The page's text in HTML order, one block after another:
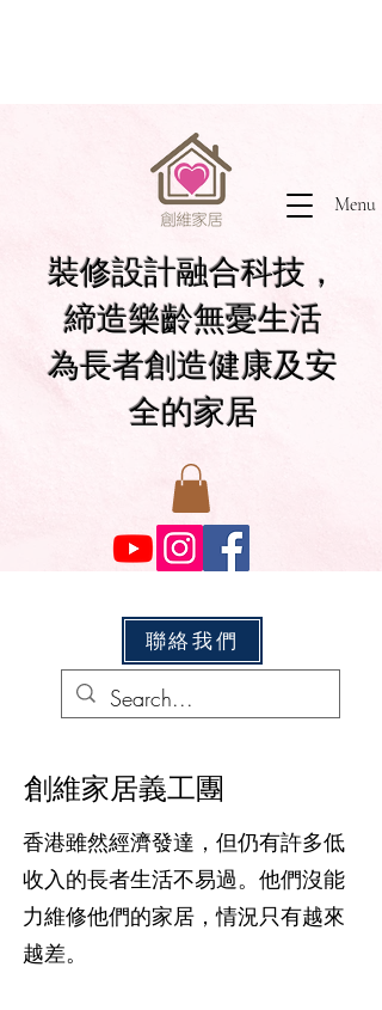
Menu
裝修設計融合科技，
締造樂齡無憂生活
為長者創造健康及安
全的家居
聯絡我們
創維家居義工團
香港雖然經濟發達，但仍有許多低
收入的長者生活不易過。他們沒能
力維修他們的家居，情況只有越來
越差。